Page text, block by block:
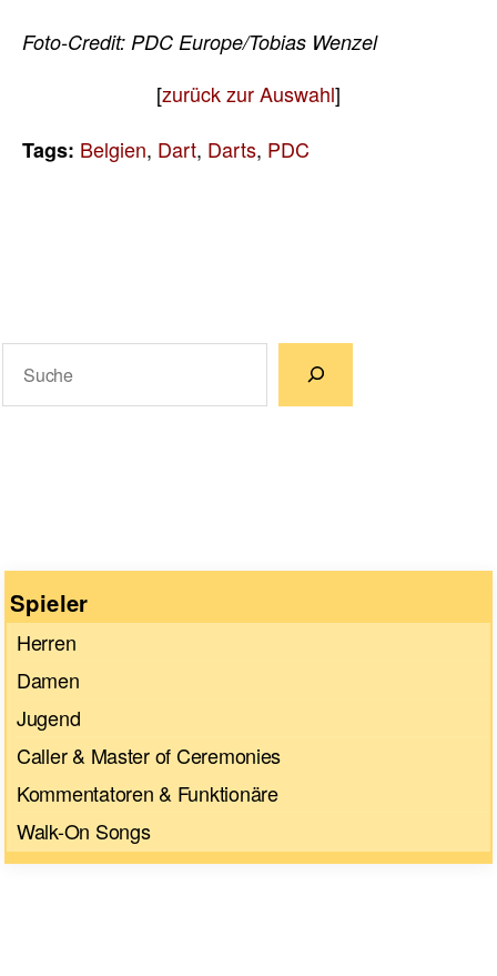
Foto-Credit: PDC Europe/Tobias Wenzel
[zurück zur Auswahl]
Tags: Belgien, Dart, Darts, PDC
Spieler
Herren
Damen
Jugend
Caller & Master of Ceremonies
Kommentatoren & Funktionäre
Walk-On Songs